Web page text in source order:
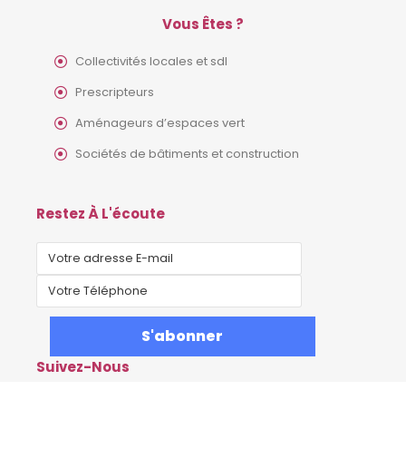
Vous Êtes ?
Collectivités locales et sdl
Prescripteurs
Aménageurs d’espaces vert
Sociétés de bâtiments et construction
Restez À L'écoute
Suivez-Nous